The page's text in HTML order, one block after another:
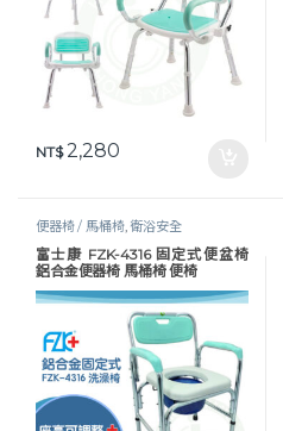
NT$2,280
便器椅 / 馬桶椅, 衛浴安全
富士康 FZK-4316 固定式便盆椅
鋁合金便器椅 馬桶椅 便椅